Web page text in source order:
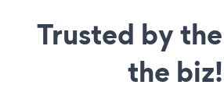
Trusted by
the biz!